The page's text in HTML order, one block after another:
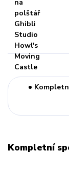
Kompletní